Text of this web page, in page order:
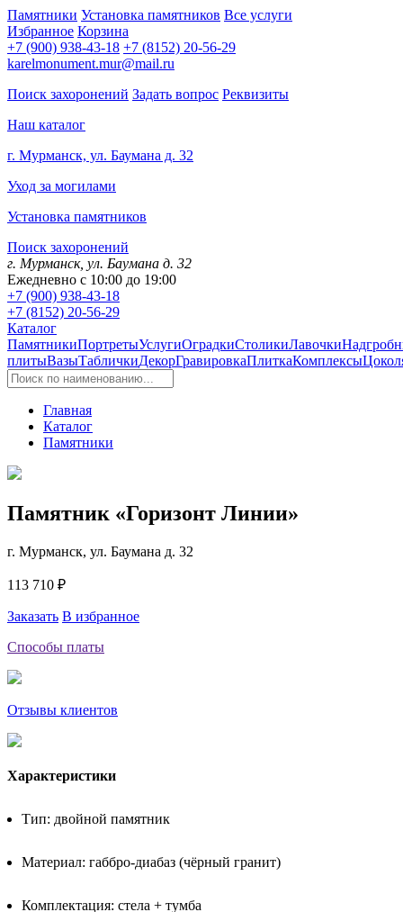
Памятники Установка памятников Все услуги
Избранное Корзина
+7 (900) 938-43-18 +7 (8152) 20-56-29
karelmonument.mur@mail.ru
Поиск захоронений Задать вопрос Реквизиты
Наш каталог
г. Мурманск, ул. Баумана д. 32
Уход за могилами
Установка памятников
Поиск захоронений
г. Мурманск, ул. Баумана д. 32
Ежедневно с 10:00 до 19:00
+7 (900) 938-43-18
+7 (8152) 20-56-29
Каталог
ПамятникиПортретыУслугиОградкиСтоликиЛавочки
плитыВазыТабличкиДекорГравировкаПлиткаКомплексы
Главная
Каталог
Памятники
Памятник «Горизонт Линии»
г. Мурманск, ул. Баумана д. 32
113 710 ₽
Заказать В избранное
Способы платы
Отзывы клиентов
Характеристики
Тип: двойной памятник
Материал: габбро-диабаз (чёрный гранит)
Комплектация: стела + тумба